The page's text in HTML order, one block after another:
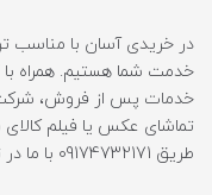
در خریدی آسان با مناسب
خدمات پس از فروش، شرکت
تماشای عکس یا فیلم کالای
طریق 09174732171 با ما در تماس باشید).